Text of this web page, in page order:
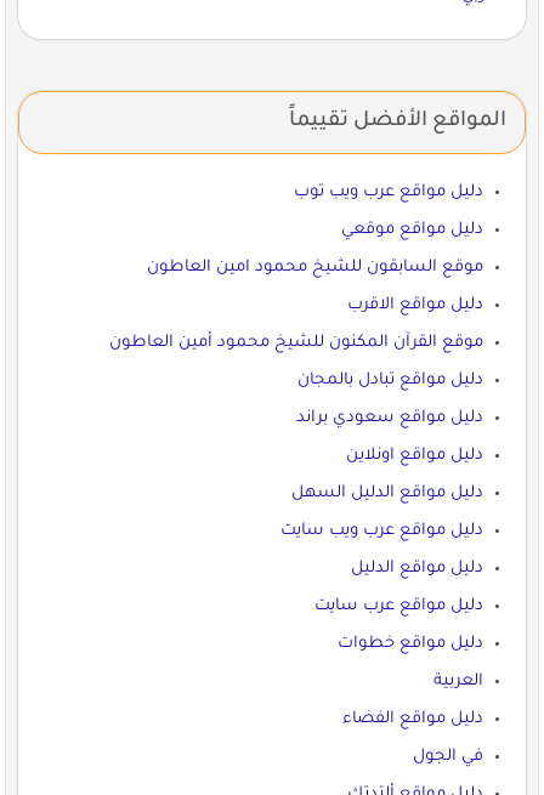
المواقع الأفضل تقييماً
دليل مواقع عرب ويب توب
دليل مواقع موقعي
موقع السابقون للشيخ محمود امين العاطون
دليل مواقع الاقرب
موقع القرآن المكنون للشيخ محمود أمين العاطون
دليل مواقع تبادل بالمجان
دليل مواقع سعودي براند
دليل مواقع اونلاين
دليل مواقع الدليل السهل
دليل مواقع عرب ويب سايت
دليل مواقع الدليل
دليل مواقع عرب سايت
دليل مواقع خطوات
العربية
دليل مواقع الفضاء
في الجول